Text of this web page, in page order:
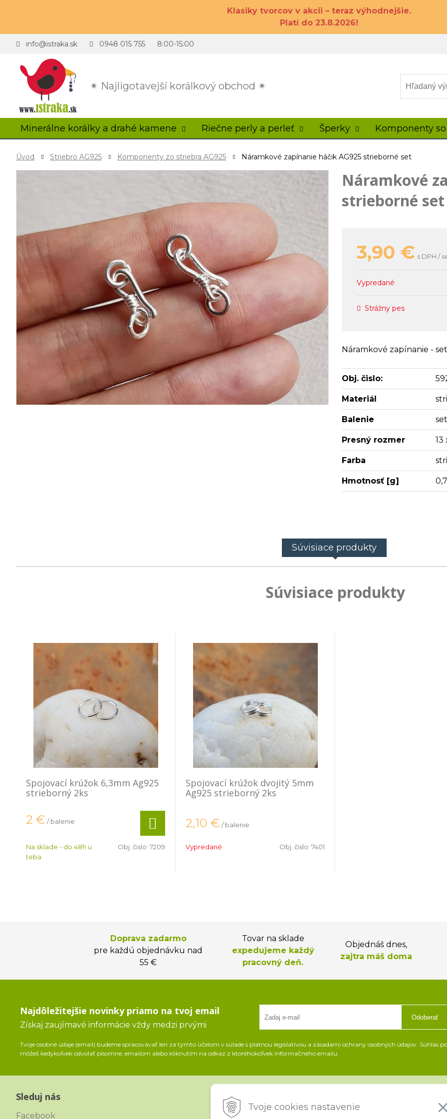
Tvoje cookies nastavenie
Klasiky tvorcov v akcii – teraz výhodnejšie.
Platí do 23.8.2026!
✴ Najligotavejší korálkový obchod ✴
info@istraka.sk 0948 015 755 8:00-15:00
Minerálne korálky a drahé kamene Riečne perly a perleť Šperky Komponenty
Úvod Striebro AG925 Komponenty zo striebra AG925 Náramkové zapínanie háčik AG925 strieborné set
Náramkové
strieborné set
3,90 € s DPH /
Vypredané
Strážny pes
Náramkové zapínanie -
Obj. čislo:
Materiál
Balenie set
Presný rozmer 13
Farba
Hmotnosť [g] 0,7
Súvisiace produkty
Súvisiace produkty
Spojovací krúžok 6,3mm Ag925
strieborný 2ks
2 € / balenie
Na sklade - do 48h u
teba
Obj. čislo: 7209
Spojovací krúžok dvojitý 5mm
Ag925 strieborný 2ks
2,10 € / balenie
Vypredané Obj. čislo: 7401
Doprava zadarmo
pre každú objednávku nad
55 €
Tovar na sklade
expedujeme každý
pracovný deň.
Objednáš dnes,
zajtra máš doma
Najdôležitejšie novinky priamo na tvoj email
Získaj zaujímavé informácie vždy medzi prvými
Odoberať
Tvoje osobné údaje (email) budeme spracovávať len za týmto účelom v súlade s platnou legislatívou a zásadami ochrany osobných údajov. Súhlas
môžeš kedykoľvek odvolať písomne, emailom alebo kliknutím na odkaz z ktoréhokoľvek informačného emailu.
Sleduj nás
Facebook
Všetko o nákupe
Platba a doprava